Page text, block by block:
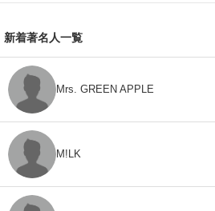
新着著名人一覧
Mrs. GREEN APPLE
M!LK